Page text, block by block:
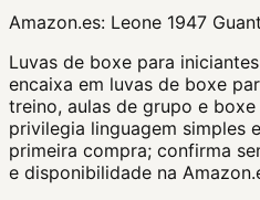
Amazon.es: Leone 1947
Luvas de boxe para
encaixa em luvas de boxe
treino, aulas de grupo e
privilegia linguagem simples
primeira compra; confirma
e disponibilidade na